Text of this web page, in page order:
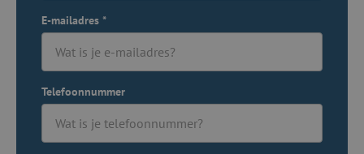
E-mailadres *
Telefoonnummer